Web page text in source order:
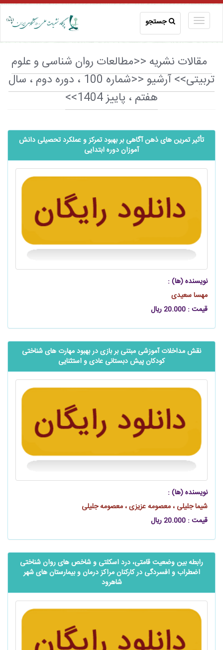
جستجو
مقالات نشریه <<مطالعات روان شناسی و علوم
تربیتی>> آرشیو <<شماره 100 ، دوره دوم ، سال
هفتم ، پاییز 1404>>
تأثیر تمرین های ذهن آگاهی بر بهبود تمرکز و عملکرد تحصیلی دانش
آموزان دوره ابتدایی
نویسنده (ها) :
مهسا سعیدی
قیمت : 20.000 ریال
نقش مداخلات آموزشی مبتنی بر بازی در بهبود مهارت های شناختی
کودکان پیش دبستانی عادی و استثنایی
نویسنده (ها) :
شیما جلیلی ، معصومه عزیزی ، معصومه جلیلی
قیمت : 20.000 ریال
رابطه بین وضعیت قامتی، درد اسکلتی و شاخص های روان شناختی
اضطراب و افسردگی در کارکنان مراکز درمان و بیمارستان های شهر
شاهرود